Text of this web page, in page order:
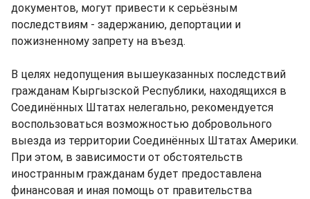
документов, могут привести к серьёзным
последствиям - задержанию, депортации и
пожизненному запрету на въезд.
В целях недопущения вышеуказанных последствий
гражданам Кыргызской Республики, находящихся в
Соединённых Штатах нелегально, рекомендуется
воспользоваться возможностью добровольного
выезда из территории Соединённых Штатах Америки.
При этом, в зависимости от обстоятельств
иностранным гражданам будет предоставлена
финансовая и иная помощь от правительства